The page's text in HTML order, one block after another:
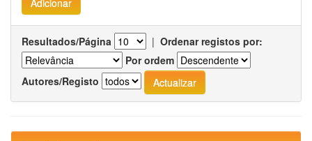
Resultados/Página | Ordenar registos por:
Por ordem
Autores/Registo